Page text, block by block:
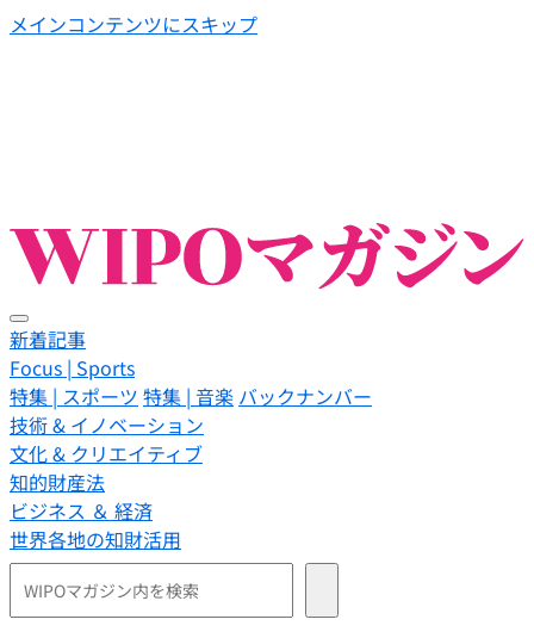
メインコンテンツにスキップ
新着記事
Focus | Sports
特集 | スポーツ 特集 | 音楽 バックナンバー
技術 & イノベーション
文化 & クリエイティブ
知的財産法
ビジネス ＆ 経済
世界各地の知財活用